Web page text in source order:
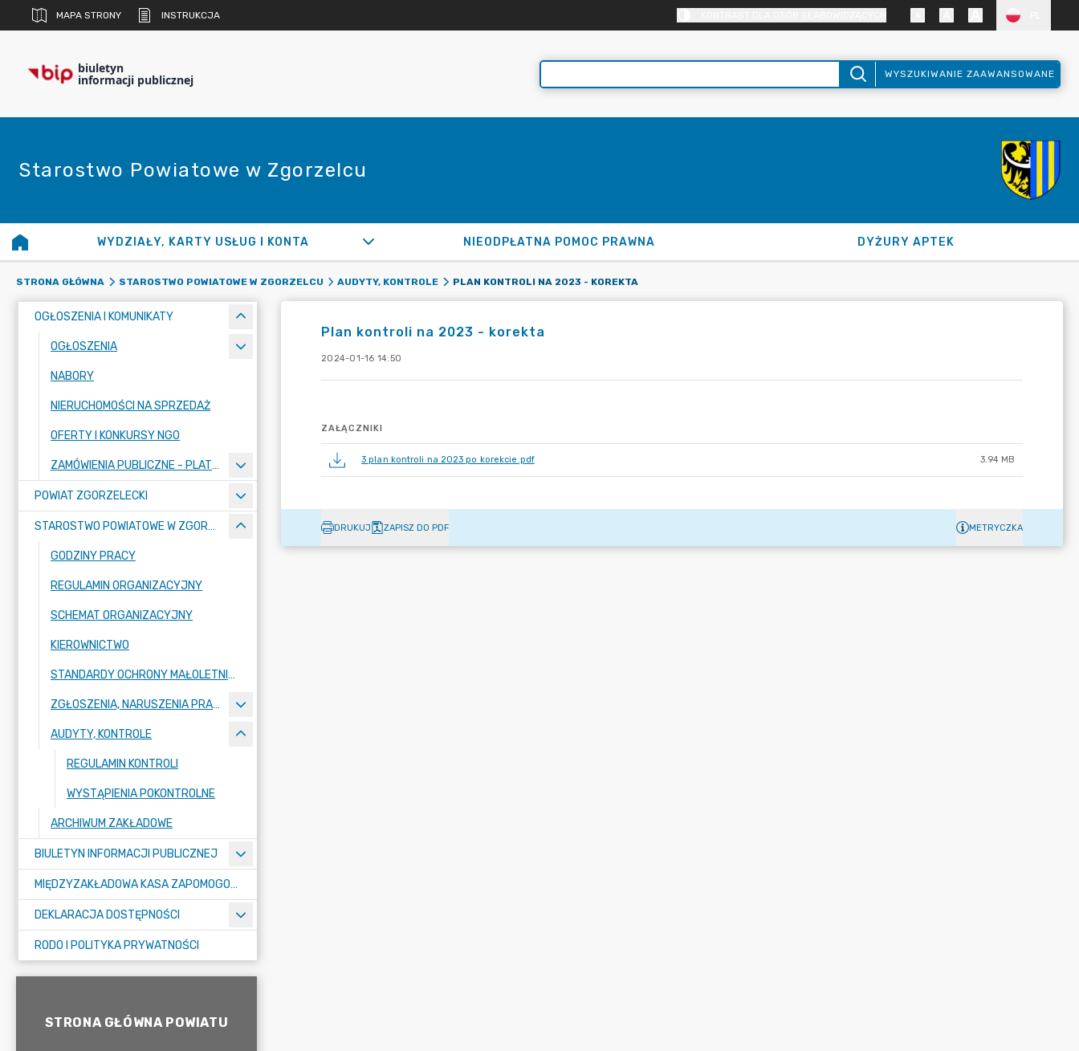
MAPA STRONY INSTRUKCJA
biuletyn
informacji publicznej WYSZUKIWANIE ZAAWANSOWANE
Starostwo Powiatowe w Zgorzelcu
WYDZIAŁY, KARTY USŁUG I KONTA NIEODPŁATNA POMOC PRAWNA DYŻURY APTEK
STRONA GŁÓWNA STAROSTWO POWIATOWE W ZGORZELCU AUDYTY, KONTROLE PLAN KONTROLI NA 2023 - KOREKTA
OGŁOSZENIA I KOMUNIKATY
OGŁOSZENIA
NABORY
NIERUCHOMOŚCI NA SPRZEDAŻ
OFERTY I KONKURSY NGO
ZAMÓWIENIA PUBLICZNE - PLATFORMA ZAKUPOWA
POWIAT ZGORZELECKI
STAROSTWO POWIATOWE W ZGORZELCU
GODZINY PRACY
REGULAMIN ORGANIZACYJNY
SCHEMAT ORGANIZACYJNY
KIEROWNICTWO
STANDARDY OCHRONY MAŁOLETNICH W STAROSTWIE POWIATOWYM W ZGORZELCU
ZGŁOSZENIA, NARUSZENIA PRAWA
AUDYTY, KONTROLE
REGULAMIN KONTROLI
WYSTĄPIENIA POKONTROLNE
ARCHIWUM ZAKŁADOWE
BIULETYN INFORMACJI PUBLICZNEJ
MIĘDZYZAKŁADOWA KASA ZAPOMOGOWO-POŻYCZKOWA
DEKLARACJA DOSTĘPNOŚCI
RODO I POLITYKA PRYWATNOŚCI
STRONA GŁÓWNA POWIATU
Plan kontroli na 2023 - korekta
2024-01-16 14:50
ZAŁĄCZNIKI
3 plan kontroli na 2023 po korekcie.pdf 3.94 MB
DRUKUJ ZAPISZ DO PDF METRYCZKA